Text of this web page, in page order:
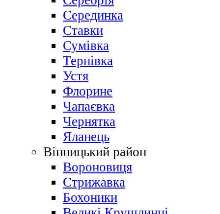
Серединка
Ставки
Сумівка
Тернівка
Устя
Флорине
Чапаєвка
Чернятка
Яланець
Вінницький район
Вороновиця
Стрижавка
Бохоники